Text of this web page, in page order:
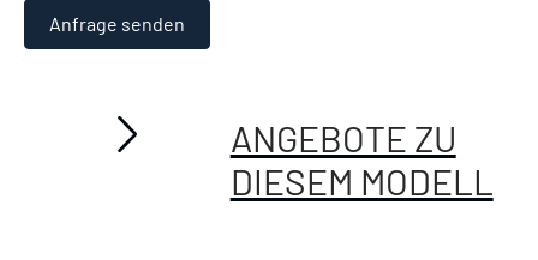
Anfrage senden
ANGEBOTE ZU
DIESEM MODELL